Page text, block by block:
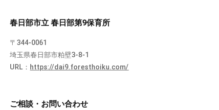
春日部市立 春日部第9保育所
〒344-0061
埼玉県春日部市粕壁3-8-1
URL： https://dai9.foresthoiku.com/
ご相談・お問い合わせ